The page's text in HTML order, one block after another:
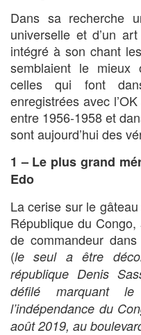
Dans sa recherche
universelle et d’un
intégré à son chant
semblaient le
celles qui font
enregistrées avec
entre 1956-1958 et
sont aujourd’hui des
1 – Le plus grand
Edo
La cerise sur le
République du
de commandeur
(le seul a être
république Denis
défilé marquant
l’indépendance du
août 2019, au